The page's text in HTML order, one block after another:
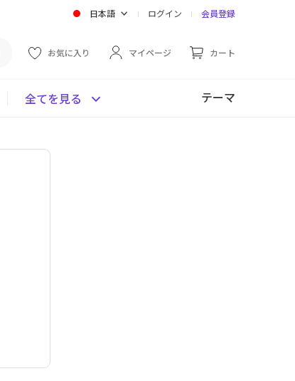
日本語 ログイン 会員登録
お気に入り マイページ カート
全てを見る テーマ